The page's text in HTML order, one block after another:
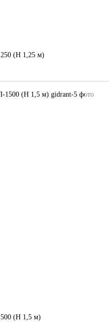
(H 1,25 м)
(H 1,5 м)